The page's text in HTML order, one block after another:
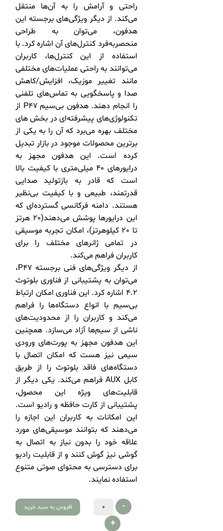
راحتی و آرامش را به آن‌ها منتقل
می‌کند. از دیگر ویژگی‌های برجسته این
هدفون، می‌توان به طراحی
منحصربه‌فرد کنترل‌های آن اشاره کرد. با
استفاده از این کنترل‌ها، کاربران
می‌توانند به راحتی عملیات‌های مختلفی
مانند تغییر موزیک، افزایش/کاهش
صدا و پاسخگویی به تماس‌های تلفنی
را انجام دهند. هدفون بی‌سیم P47 از
تکنولوژی‌های پیشرفته‌ای در بخش های
مختلف بهره می‌برد که آن را به یکی از
برترین محصولات موجود در بازار تبدیل
کرده است. این هدفون مجهز به
درایورهای 40 میلی‌متری با کیفیت بالا
است که قادر به بازتولید صدایی
قدرتمند، طبیعی و با کیفیت بی‌نظیر
هستند. دامنه فرکانسی گسترده‌ای که
این درایورها پوشش می‌دهند(20 هرتز
تا 20 کیلوهرتز)، امکان تجربه موسیقی
در تمامی ژانرهای مختلف را برای
کاربران فراهم می‌کند.
از دیگر ویژگی‌های فنی برجسته P47،
می‌توان به پشتیبانی از فناوری بلوتوث
4.2 اشاره کرد. این فناوری امکان ارتباط
بی‌سیم با انواع دستگاه‌ها را فراهم
می‌کند و کاربران را از محدودیت‌های
ناشی از سیم‌ها آزاد می‌سازد. همچنین
این هدفون مجهز به پورت‌های ورودی
سیمی نیز هست که امکان اتصال با
دستگاه‌های فاقد بلوتوث را از طریق
کابل AUX فراهم می‌کند. یکی دیگر از
قابلیت‌های ویژه این محصول،
پشتیبانی از کارت حافظه و رادیو است.
این امکانات به کاربران این اجازه را
می‌دهند که بتوانند موسیقی‌های مورد
علاقه خود را بدون نیاز به اتصال به
گوشی نیز گوش کنند و از قابلیت رادیو
برای دسترسی به محتوای صوتی متنوع
استفاده نمایند.
-
+
افزودن به سبد خرید